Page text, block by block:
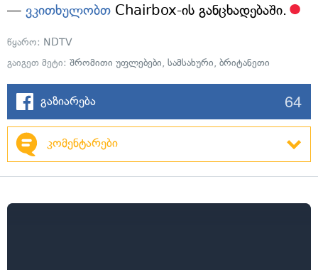
— ვკითხულობთ Chairbox-ის განცხადებაში.
წყარო: NDTV
გაიგეთ მეტი: შრომითი უფლებები, სამსახური, ბრიტანეთი
გაზიარება 64
კომენტარები